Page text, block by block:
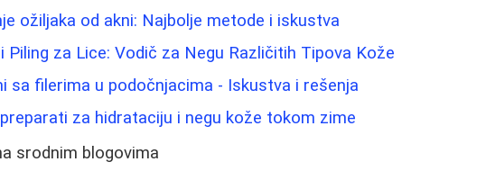
ožiljaka od akni: Najbolje metode i iskustva
Piling za Lice: Vodič za Negu Različitih Tipova Kože
sa filerima u podočnjacima - Iskustva i rešenja
za hidrataciju i negu kože tokom zime
srodnim blogovima